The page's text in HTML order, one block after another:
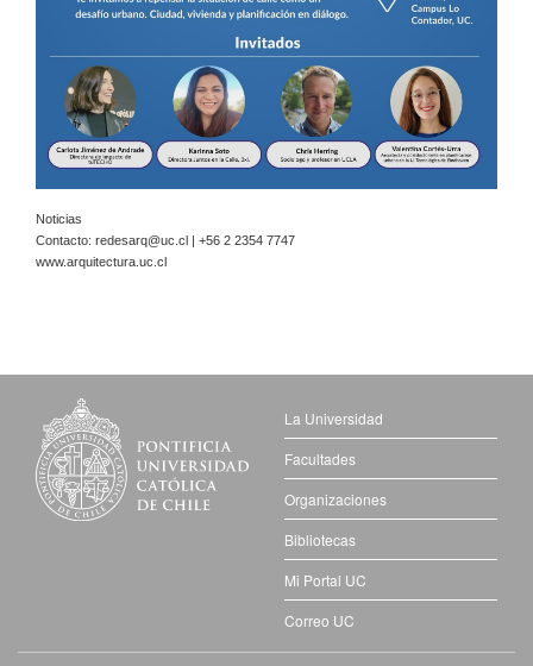
Noticias
Contacto: redesarq@uc.cl | +56 2 2354 7747
www.arquitectura.uc.cl
La Universidad
Facultades
Organizaciones
Bibliotecas
Mi Portal UC
Correo UC